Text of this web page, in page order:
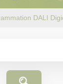
DALI